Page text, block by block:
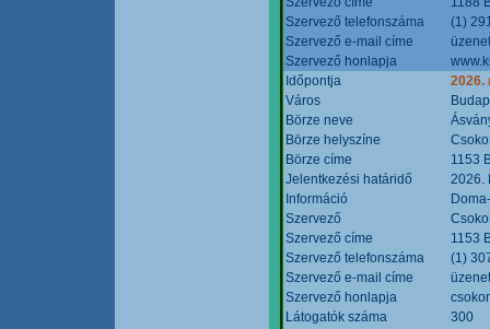
Szervező telefonszáma
(1)
Szervező e-mail címe
Szervező honlapja
Időpontja
2026.
Város
Börze neve
Börze helyszíne
Börze címe
1153
Jelentkezési határidő
2026.
Információ
Szervező
Szervező címe
1153
Szervező telefonszáma
(1)
Szervező e-mail címe
Szervező honlapja
Látogatók száma
300